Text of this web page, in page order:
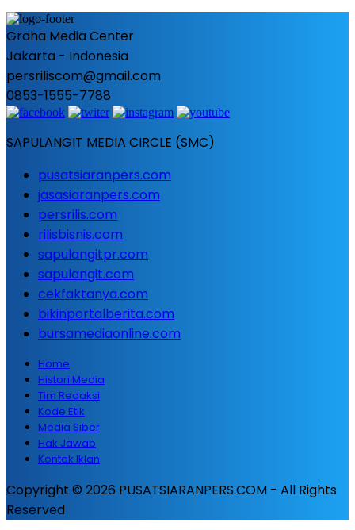
Graha Media Center
Jakarta - Indonesia
persriliscom@gmail.com
0853-1555-7788
SAPULANGIT MEDIA CIRCLE (SMC)
pusatsiaranpers.com
jasasiaranpers.com
persrilis.com
rilisbisnis.com
sapulangitpr.com
sapulangit.com
cekfaktanya.com
bikinportalberita.com
bursamediaonline.com
Home
Histori Media
Tim Redaksi
Kode Etik
Media Siber
Hak Jawab
Kontak Iklan
Copyright © 2026 PUSATSIARANPERS.COM - All Rights
Reserved